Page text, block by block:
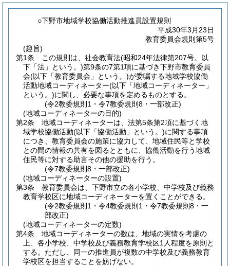
○下野市地域学校協働活動推進員設置規則
平成30年3月23日
教育委員会規則第5号
(趣旨)
第1条
この規則は、社会教育法(昭和24年法律第207号。以
下「法」という。)第9条の7第1項に基づき下野市教育委員
会(以下「教育委員会」という。)が委嘱する地域学校協働
活動地域コーディネーター(以下「地域コーディネーター」
という。)に関し、必要な事項を定めるものとする。
(令2教委規則1・令7教委規則8・一部改正)
(地域コーディネーターの目的)
第2条
地域コーディネーターは、法第5条第2項に基づく地
域学校協働活動(以下「協働活動」という。)に関する事項
につき、教育委員会の施策に協力して、地域住民等と学校
との間の情報の共有を図るとともに、協働活動を行う地域
住民等に対する助言その他の援助を行う。
(令7教委規則8・一部改正)
(地域コーディネーターの設置)
第3条
教育委員会は、下野市立の各小学校、中学校及び義務
教育学校区に地域コーディネーターを置くことができる。
(令2教委規則1・令4教委規則1・令7教委規則8・一
部改正)
(地域コーディネーターの定数)
第4条
地域コーディネーターの数は、地域の実情を考慮の
上、各小学校、中学校及び義務教育学校区1人程度を原則と
する。 ただし、同一の推進員が複数の中学校及び義務教育
学校区を担当することを妨げない。